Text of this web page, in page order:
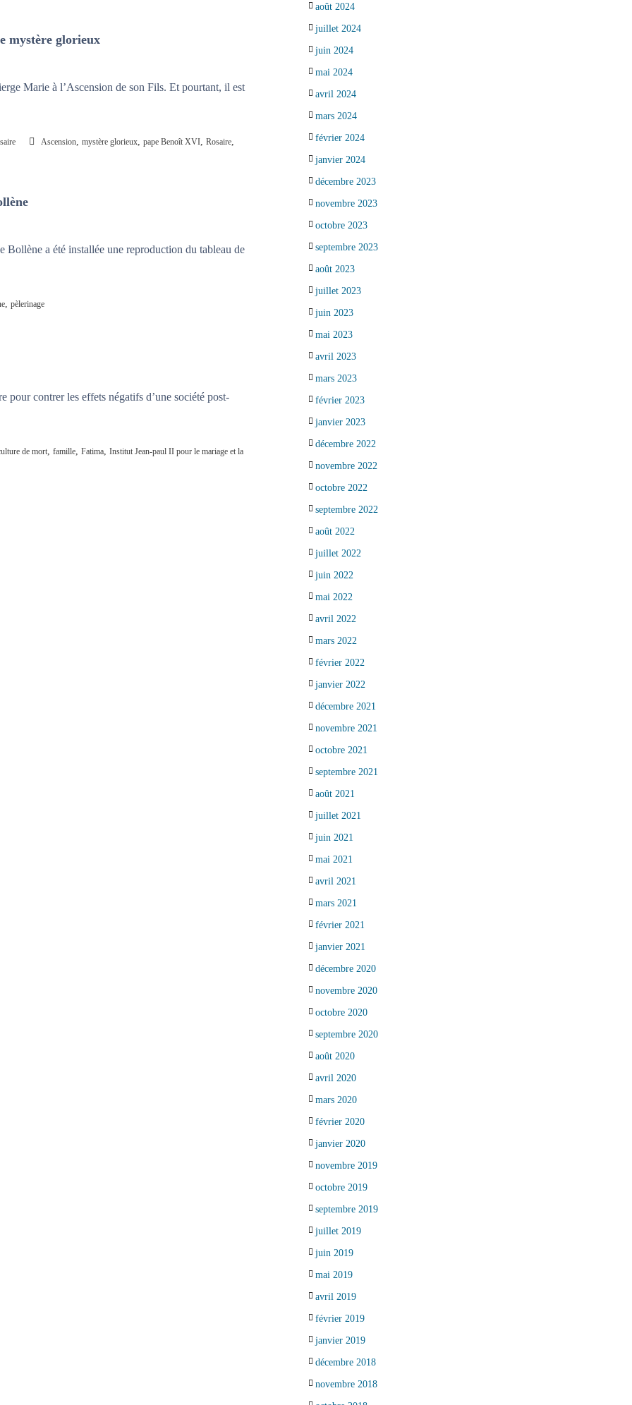
mystère glorieux
Marie à l’Ascension de son Fils. Et pourtant, il est
Ascension, mystère glorieux, pape Benoît XVI, Rosaire,
Bollène a été installée une reproduction du tableau de
, pèlerinage
pour contrer les effets négatifs d’une société post-
de mort, famille, Fatima, Institut Jean-paul II pour le mariage et la
août 2024
juillet 2024
juin 2024
mai 2024
avril 2024
mars 2024
février 2024
janvier 2024
décembre 2023
novembre 2023
octobre 2023
septembre 2023
août 2023
juillet 2023
juin 2023
mai 2023
avril 2023
mars 2023
février 2023
janvier 2023
décembre 2022
novembre 2022
octobre 2022
septembre 2022
août 2022
juillet 2022
juin 2022
mai 2022
avril 2022
mars 2022
février 2022
janvier 2022
décembre 2021
novembre 2021
octobre 2021
septembre 2021
août 2021
juillet 2021
juin 2021
mai 2021
avril 2021
mars 2021
février 2021
janvier 2021
décembre 2020
novembre 2020
octobre 2020
septembre 2020
août 2020
avril 2020
mars 2020
février 2020
janvier 2020
novembre 2019
octobre 2019
septembre 2019
juillet 2019
juin 2019
mai 2019
avril 2019
février 2019
janvier 2019
décembre 2018
novembre 2018